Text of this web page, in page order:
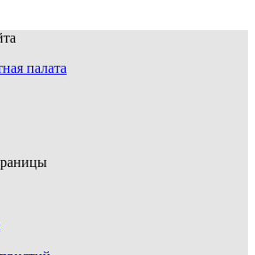
палата